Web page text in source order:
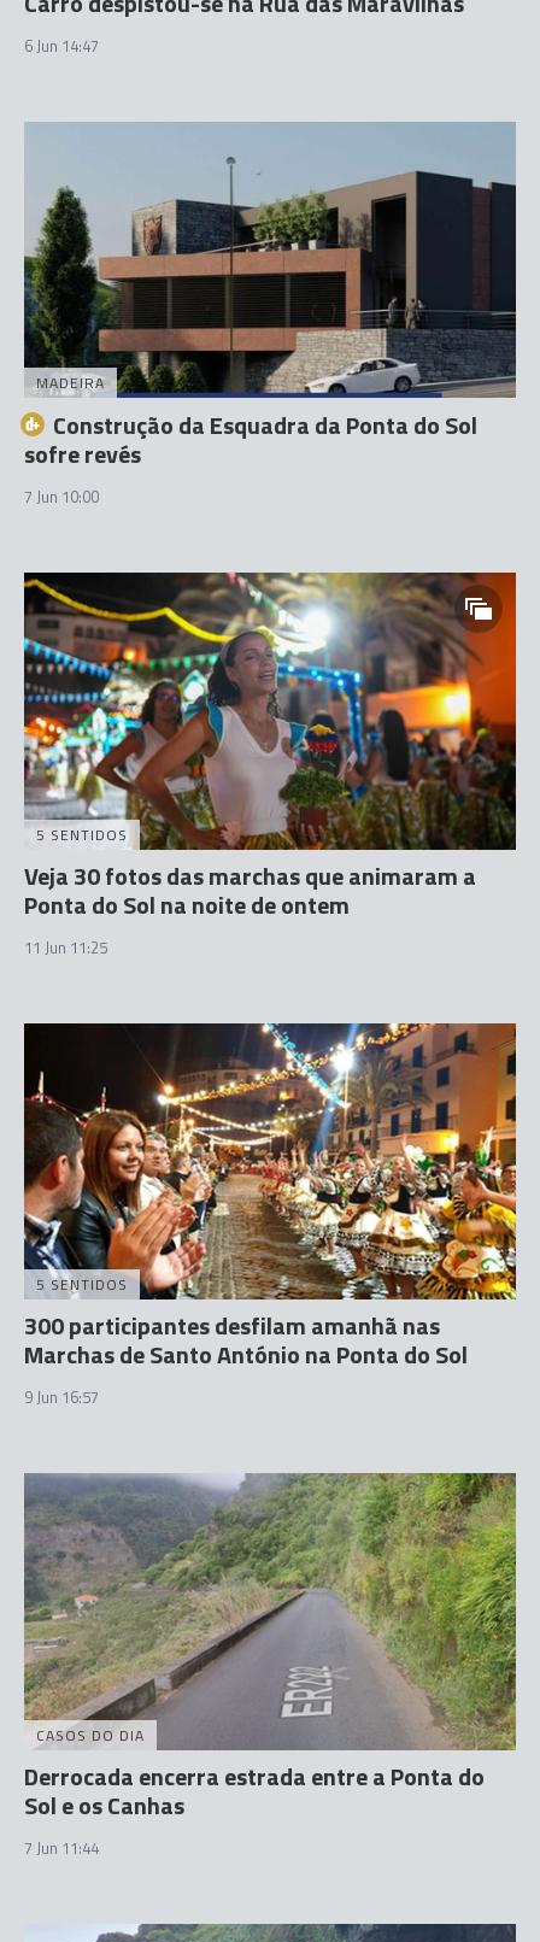
6 Jun 14:47
MADEIRA
Construção da Esquadra da Ponta do Sol
sofre revés
7 Jun 10:00
5 SENTIDOS
Veja 30 fotos das marchas que animaram a
Ponta do Sol na noite de ontem
11 Jun 11:25
5 SENTIDOS
300 participantes desfilam amanhã nas
Marchas de Santo António na Ponta do Sol
9 Jun 16:57
CASOS DO DIA
Derrocada encerra estrada entre a Ponta do
Sol e os Canhas
7 Jun 11:44